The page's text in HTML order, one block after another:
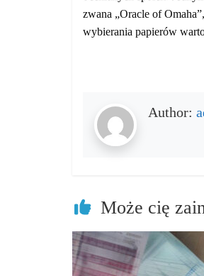
zwana „Oracle of
wybierania papierów
Author:
Może cię